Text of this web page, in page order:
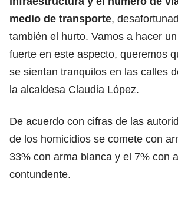
medio de transporte,
también el hurto. Vamos a hacer
fuerte en este aspecto, queremos
se sientan tranquilos en las calles
la alcaldesa Claudia López.
De acuerdo con cifras de las
de los homicidios se comete con
33% con arma blanca y el 7% con
contundente.